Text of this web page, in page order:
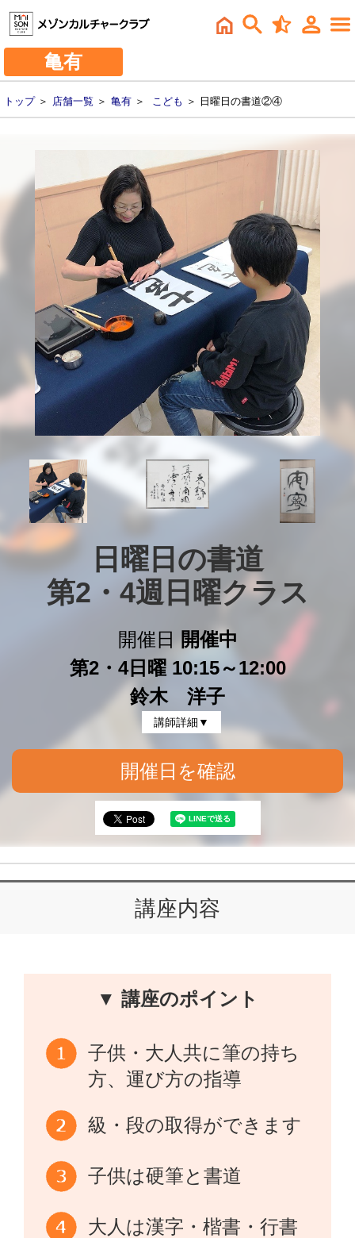
亀有
トップ＞ 店舗一覧 ＞ 亀有 ＞ こども ＞ 日曜日の書道②④
日曜日の書道
第2・4週日曜クラス
開催日
開催中
第2・4日曜 10:15～12:00
鈴木 洋子
講師詳細▼
開催日を確認
講座内容
▼ 講座のポイント
子供・大人共に筆の持ち
方、運び方の指導
級・段の取得ができます
子供は硬筆と書道
大人は漢字・楷書・行書